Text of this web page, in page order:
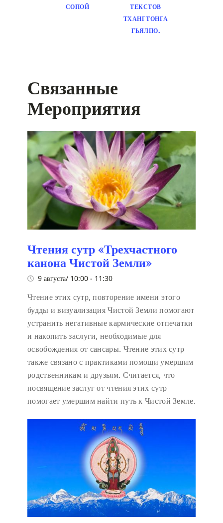
СОПОЙ
ТЕКСТОВ
ТХАНГТОНГА
ГЬЯЛПО.
Связанные
Мероприятия
Чтения сутр «Трехчастного
канона Чистой Земли»
9 августа/ 10:00 - 11:30
Чтение этих сутр, повторение имени этого
будды и визуализация Чистой Земли помогают
устранить негативные кармические отпечатки
и накопить заслуги, необходимые для
освобождения от сансары. Чтение этих сутр
также связано с практиками помощи умершим
родственникам и друзьям. Считается, что
посвящение заслуг от чтения этих сутр
помогает умершим найти путь к Чистой Земле.